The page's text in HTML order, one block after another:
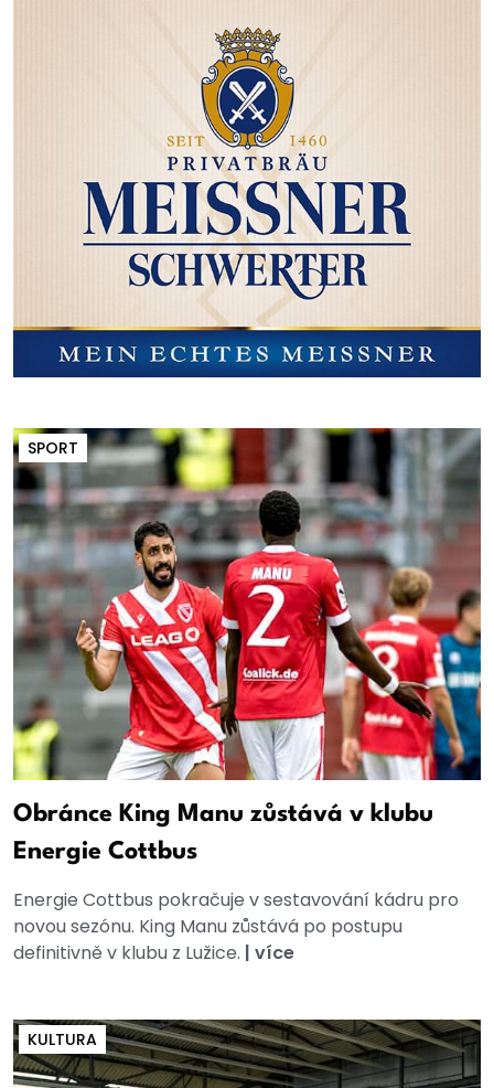
SPORT
Obránce King Manu zůstává v klubu
Energie Cottbus
Energie Cottbus pokračuje v sestavování kádru pro
novou sezónu. King Manu zůstává po postupu
definitivně v klubu z Lužice. | více
KULTURA